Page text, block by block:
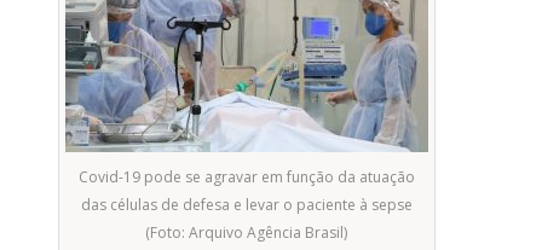
Covid-19 pode se agravar em função da atuação
das células de defesa e levar o paciente à sepse
(Foto: Arquivo Agência Brasil)